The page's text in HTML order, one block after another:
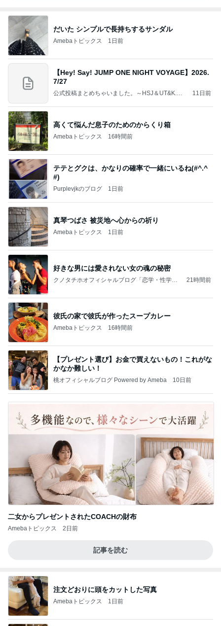
だいた シンプルで長持ちするサンダル
Amebaトピックス 1日前
【Hey! Say! JUMP ONE NIGHT VOYAGE】2026.
7/27
公式投稿まとめちゃいました。～HSJ＆UT&K.O.
11日前
高くて悩んだ息子のためのからくり箱
Amebaトピックス 16時間前
テテとグクは、かなりの確率で一緒にいるね(#^.^
#)
Purplevjkのブログ 1日前
真琴つばさ 被災地へ心からの祈り
Amebaトピックス 1日前
好きな男には愛されない女の魂の秘密
クノタチホオフィシャルブログ「恋学・性学研
21時間前
彼氏の家で彼氏が作ったスープカレー
Amebaトピックス 16時間前
【プレゼント選び】お金で買えないもの！これがな
かなか難しい！
桃オフィシャルブログ Powered by Ameba 10日前
二女からプレゼントされたCOACHの財布
Amebaトピックス 2日前
記事を読む
注文どおりに頭をカットした写真
Amebaトピックス 1日前